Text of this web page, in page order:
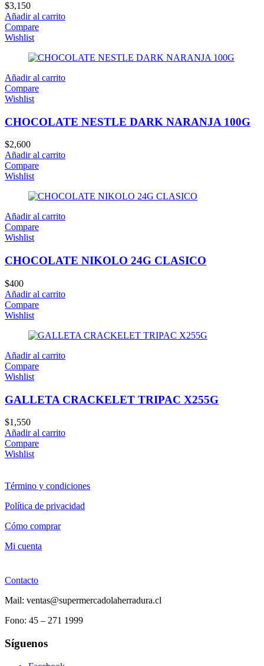
$3,150
Añadir al carrito
Compare
Wishlist
Añadir al carrito
Compare
Wishlist
CHOCOLATE NESTLE DARK NARANJA 100G
$2,600
Añadir al carrito
Compare
Wishlist
Añadir al carrito
Compare
Wishlist
CHOCOLATE NIKOLO 24G CLASICO
$400
Añadir al carrito
Compare
Wishlist
Añadir al carrito
Compare
Wishlist
GALLETA CRACKELET TRIPAC X255G
$1,550
Añadir al carrito
Compare
Wishlist
Término y condiciones
Política de privacidad
Cómo comprar
Mi cuenta
Contacto
Mail: ventas@supermercadolaherradura.cl
Fono: 45 – 271 1999
Síguenos